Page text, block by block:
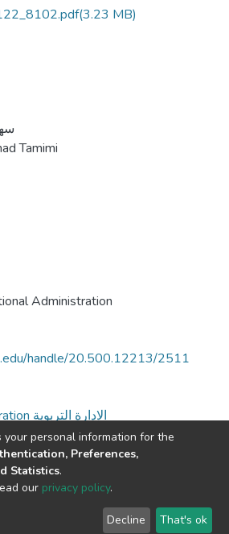
(3.23 MB)
Tamimi
Administration
handle/20.500.12213/2511
Educational Administration الادارة التربوية
End User
Send
personal information for the
Preferences,
Statistics.
our privacy policy.
Decline That's ok